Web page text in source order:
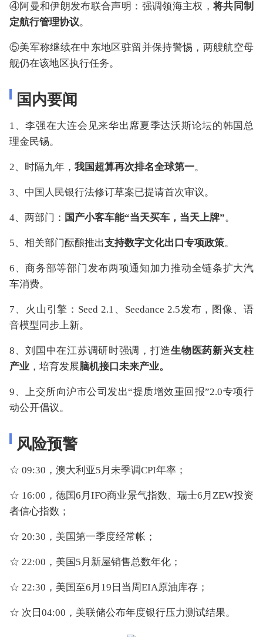
④阿曼和伊朗发布联合声明：强调领海主权，将共同制
定航行管理协议。
⑤美军称继续在中东地区驻留并保持警惕，两艘航空母
舰仍在该地区执行任务。
国内要闻
1、李强在大连会见来华出席夏季达沃斯论坛的韩国总
理金民锡。
2、时隔九年， 我国超算再次排名全球第一。
3、中国人民银行法修订草案已提请首次审议。
4、两部门： 国产小客车能“当天买车，当天上牌”。
5、相关部门酝酿推出支持数字文化出口专项政策。
6、商务部等部门发布两项通知加力推动全链条扩大汽
车消费。
7、火山引擎：Seed 2.1、Seedance 2.5发布，图像、语
音模型同步上新。
8、刘国中在江苏调研时强调，打造生物医药新兴支柱
产业 ，培育发展脑机接口未来产业。
9、上交所向沪市公司发出“提质增效重回报”2.0专项行
动公开倡议。
风险预警
☆ 09:30，澳大利亚5月未季调CPI年率；
☆ 16:00，德国6月IFO商业景气指数、瑞士6月ZEW投资
者信心指数；
☆ 20:30，美国第一季度经常帐；
☆ 22:00，美国5月新屋销售总数年化；
☆ 22:30，美国至6月19日当周EIA原油库存；
☆ 次日04:00，美联储公布年度银行压力测试结果。